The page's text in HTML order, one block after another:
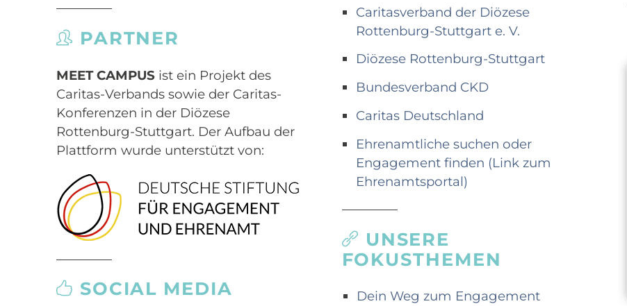
PARTNER
MEET CAMPUSist ein Projekt des
Caritas-Verbands sowie der Caritas-
Konferenzen in der Diözese
Rottenburg-Stuttgart. Der Aufbau der
Plattform wurde unterstützt von:
SOCIAL MEDIA
Caritasverband der Diözese
Rottenburg-Stuttgart e. V.
Diözese Rottenburg-Stuttgart
Bundesverband CKD
Caritas Deutschland
Ehrenamtliche suchen oder
Engagement finden (Link zum
Ehrenamtsportal)
UNSERE
FOKUSTHEMEN
Dein Weg zum Engagement